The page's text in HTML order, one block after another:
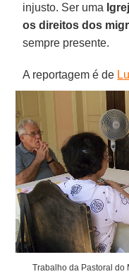
injusto. Ser uma
os direitos dos
sempre presente.
A reportagem é de
Trabalho da Pastoral do